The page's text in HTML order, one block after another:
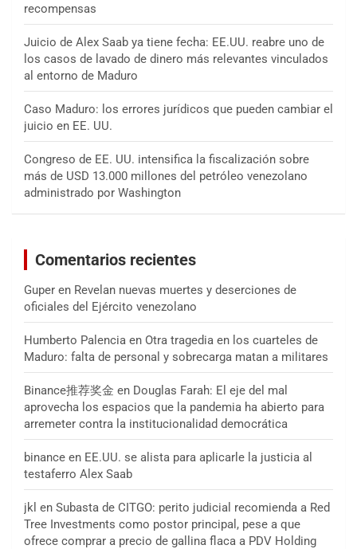
recompensas
Juicio de Alex Saab ya tiene fecha: EE.UU. reabre uno de
los casos de lavado de dinero más relevantes vinculados
al entorno de Maduro
Caso Maduro: los errores jurídicos que pueden cambiar el
juicio en EE. UU.
Congreso de EE. UU. intensifica la fiscalización sobre
más de USD 13.000 millones del petróleo venezolano
administrado por Washington
Comentarios recientes
Guper en Revelan nuevas muertes y deserciones de
oficiales del Ejército venezolano
Humberto Palencia en Otra tragedia en los cuarteles de
Maduro: falta de personal y sobrecarga matan a militares
Binance推荐奖金 en Douglas Farah: El eje del mal
aprovecha los espacios que la pandemia ha abierto para
arremeter contra la institucionalidad democrática
binance en EE.UU. se alista para aplicarle la justicia al
testaferro Alex Saab
jkl en Subasta de CITGO: perito judicial recomienda a Red
Tree Investments como postor principal, pese a que
ofrece comprar a precio de gallina flaca a PDV Holding